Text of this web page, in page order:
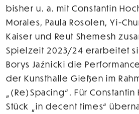
bisher u. a. mit Constantin
Morales, Paula Rosolen, Yi-
Kaiser und Reut Shemesh
Spielzeit 2023/24 erarbeitet
Borys Jaźnicki die
der Kunsthalle Gießen im
„(Re)Spacing“. Für
Stück „in decent times“